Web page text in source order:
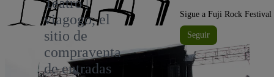
viagogo, el
sitio de
compraventa
de entradas
Sigue a Fuji Rock Festival
Seguir